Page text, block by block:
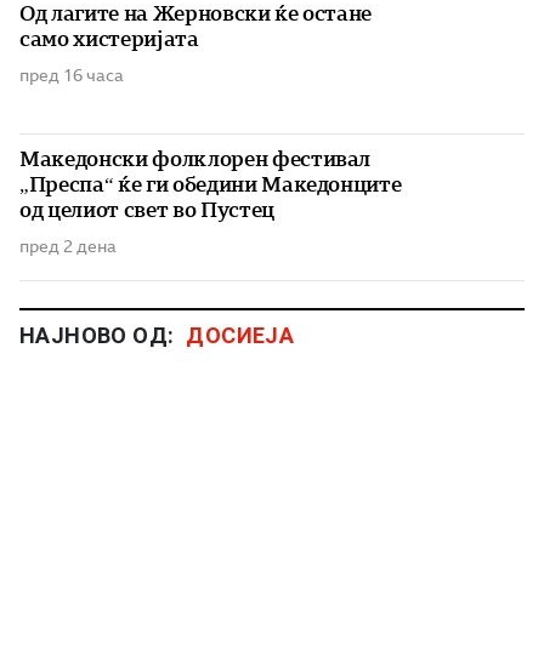
Од лагите на Жерновски ќе остане
само хистеријата
пред 16 часа
Македонски фолклорен фестивал
„Преспа“ ќе ги обедини Македонците
од целиот свет во Пустец
пред 2 дена
НАЈНОВО ОД: ДОСИЕЈА